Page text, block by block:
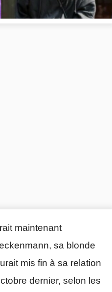
maintenant
sa blonde
mis fin à sa relation
dernier, selon les